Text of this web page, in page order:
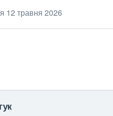
12 травня 2026